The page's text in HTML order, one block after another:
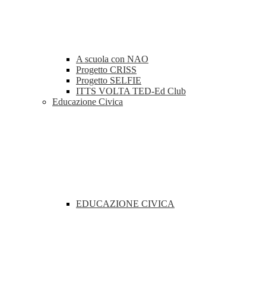
A scuola con NAO
Progetto CRISS
Progetto SELFIE
ITTS VOLTA TED-Ed Club
Educazione Civica
EDUCAZIONE CIVICA